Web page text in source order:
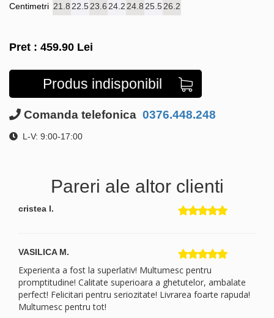
Centimetri 21.8 22.523.6 24.2 24.8 25.526.2
Pret : 459.90 Lei
Produs indisponibil
Comanda telefonica 0376.448.248
L-V: 9:00-17:00
Pareri ale altor clienti
cristea I.
VASILICA M.
Experienta a fost la superlativ! Multumesc pentru
promptitudine! Calitate superioara a ghetutelor, ambalate
perfect! Felicitari pentru seriozitate! Livrarea foarte rapuda!
Multumesc pentru tot!